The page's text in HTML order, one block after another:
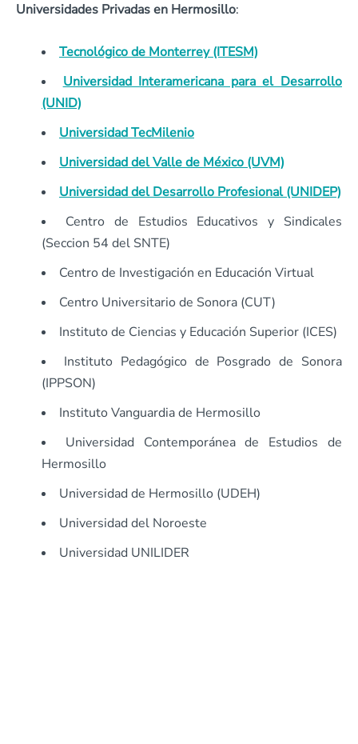
Universidades Privadas en Hermosillo:
Tecnológico de Monterrey (ITESM)
Universidad Interamericana para el Desarrollo
(UNID)
Universidad TecMilenio
Universidad del Valle de México (UVM)
Universidad del Desarrollo Profesional (UNIDEP)
Centro de Estudios Educativos y Sindicales
(Seccion 54 del SNTE)
Centro de Investigación en Educación Virtual
Centro Universitario de Sonora (CUT)
Instituto de Ciencias y Educación Superior (ICES)
Instituto Pedagógico de Posgrado de Sonora
(IPPSON)
Instituto Vanguardia de Hermosillo
Universidad Contemporánea de Estudios de
Hermosillo
Universidad de Hermosillo (UDEH)
Universidad del Noroeste
Universidad UNILIDER